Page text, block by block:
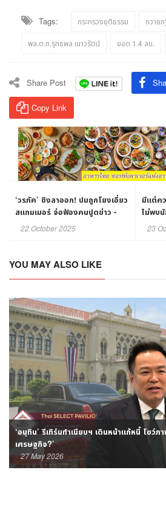
Tags: กระทรวงยุติธรรม ถวาย
พล.ต.ท.รุทธพล เนาวรัตน์ ยอด 1.4 ลบ.
Share Post
Copy Link
‘วรภัค’ ชิงลาออก! ปมถูกโยงเอี่ยว
สแกมเมอร์ จ่อฟ้องคนปูดข่าว -
'อนุทิน' ยัน! ไม่มีใครบีบ ชี้! เป็นภาพ
22 October 2025
มีแต่ค
ไม่พบ
แกมเม
23
YOU MAY ALSO LIKE
‘อนุทิน’ รีเทิร์นทำเนียบฯ เดินหน้าแก้หนี้ โชว์ภ
เศรษฐกิจ?’
27 May 2026